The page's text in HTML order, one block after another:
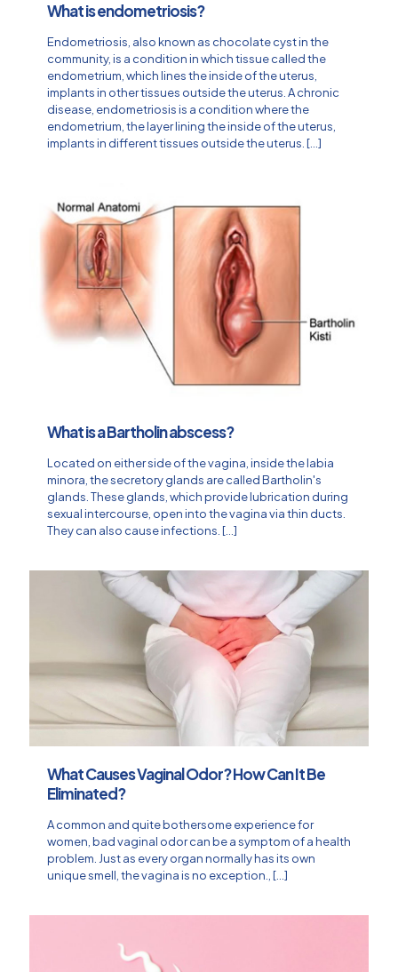
What is endometriosis?
Endometriosis, also known as chocolate cyst in the
community, is a condition in which tissue called the
endometrium, which lines the inside of the uterus,
implants in other tissues outside the uterus. A chronic
disease, endometriosis is a condition where the
endometrium, the layer lining the inside of the uterus,
implants in different tissues outside the uterus. […]
What is a Bartholin abscess?
Located on either side of the vagina, inside the labia
minora, the secretory glands are called Bartholin's
glands. These glands, which provide lubrication during
sexual intercourse, open into the vagina via thin ducts.
They can also cause infections.[…]
What Causes Vaginal Odor? How Can It Be
Eliminated?
A common and quite bothersome experience for
women, bad vaginal odor can be a symptom of a health
problem. Just as every organ normally has its own
unique smell, the vagina is no exception., […]